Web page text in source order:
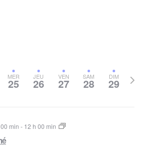
par
vues
MER
25 JEU
26 VEN
27 SAM
28 DIM
29
min - 12 h 00 min